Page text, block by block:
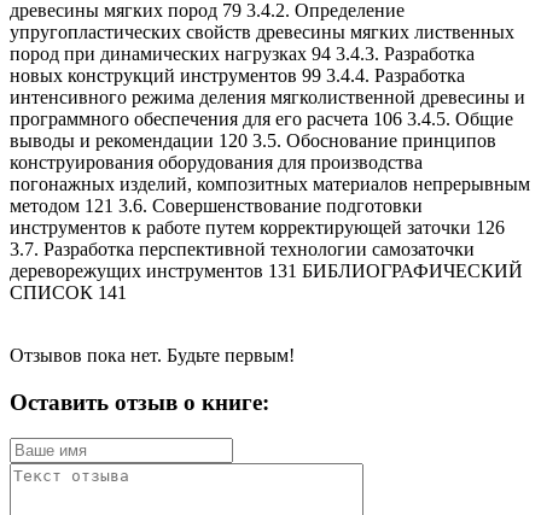
древесины мягких пород 79 3.4.2. Определение
упругопластических свойств древесины мягких лиственных
пород при динамических нагрузках 94 3.4.3. Разработка
новых конструкций инструментов 99 3.4.4. Разработка
интенсивного режима деления мягколиственной древесины и
программного обеспечения для его расчета 106 3.4.5. Общие
выводы и рекомендации 120 3.5. Обоснование принципов
конструирования оборудования для производства
погонажных изделий, композитных материалов непрерывным
методом 121 3.6. Совершенствование подготовки
инструментов к работе путем корректирующей заточки 126
3.7. Разработка перспективной технологии самозаточки
дереворежущих инструментов 131 БИБЛИОГРАФИЧЕСКИЙ
СПИСОК 141
Отзывов пока нет. Будьте первым!
Оставить отзыв о книге: